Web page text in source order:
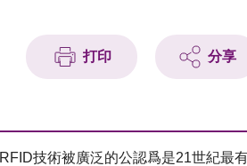
打印 分享
RFID技術被廣泛的公認爲是21世紀最